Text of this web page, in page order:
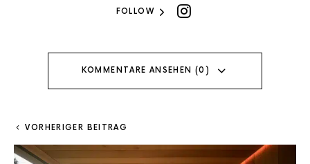
FOLLOW
KOMMENTARE ANSEHEN (0)
VORHERIGER BEITRAG